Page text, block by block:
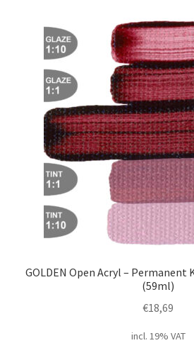
GOLDEN Open Acryl – Permanent
(59ml)
€18,69
incl. 19% VAT